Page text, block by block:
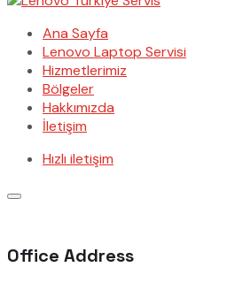
Ana Sayfa
Lenovo Laptop Servisi
Hizmetlerimiz
Bölgeler
Hakkımızda
İletişim
Hızlı iletişim
Office Address